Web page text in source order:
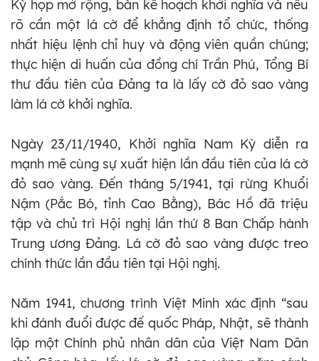
Kỳ họp mở rộng, bàn kế hoạch khởi nghĩa và nêu
rõ cần một lá cờ để khẳng định tổ chức, thống
nhất hiệu lệnh chỉ huy và động viên quần chúng;
thực hiện di huấn của đồng chí Trần Phú, Tổng Bí
thư đầu tiên của Đảng ta là lấy cờ đỏ sao vàng
làm lá cờ khởi nghĩa.
Ngày 23/11/1940, Khởi nghĩa Nam Kỳ diễn ra
mạnh mẽ cùng sự xuất hiện lần đầu tiên của lá cờ
đỏ sao vàng. Đến tháng 5/1941, tại rừng Khuổi
Nậm (Pắc Bó, tỉnh Cao Bằng), Bác Hồ đã triệu
tập và chủ trì Hội nghị lần thứ 8 Ban Chấp hành
Trung ương Đảng. Lá cờ đỏ sao vàng được treo
chính thức lần đầu tiên tại Hội nghị.
Năm 1941, chương trình Việt Minh xác định “sau
khi đánh đuổi được đế quốc Pháp, Nhật, sẽ thành
lập một Chính phủ nhân dân của Việt Nam Dân